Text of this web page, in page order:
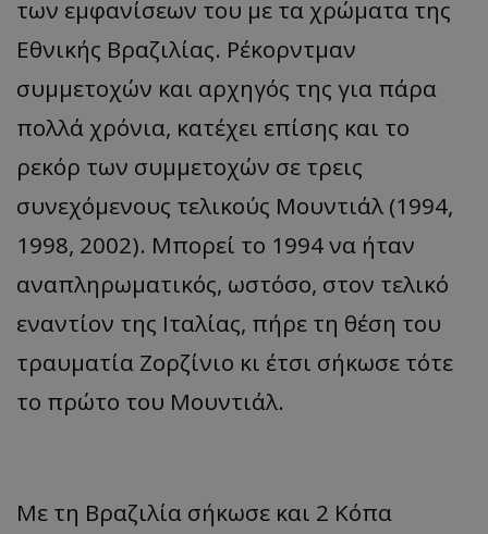
των εμφανίσεων του με τα χρώματα της
Εθνικής Βραζιλίας. Ρέκορντμαν
συμμετοχών και αρχηγός της για πάρα
πολλά χρόνια, κατέχει επίσης και το
ρεκόρ των συμμετοχών σε τρεις
συνεχόμενους τελικούς Μουντιάλ (1994,
1998, 2002). Μπορεί το 1994 να ήταν
αναπληρωματικός, ωστόσο, στον τελικό
εναντίον της Ιταλίας, πήρε τη θέση του
τραυματία Ζορζίνιο κι έτσι σήκωσε τότε
το πρώτο του Μουντιάλ.
Με τη Βραζιλία σήκωσε και 2 Κόπα